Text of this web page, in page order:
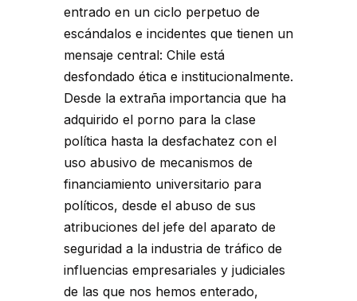
entrado en un ciclo perpetuo de
escándalos e incidentes que tienen un
mensaje central: Chile está
desfondado ética e institucionalmente.
Desde la extraña importancia que ha
adquirido el porno para la clase
política hasta la desfachatez con el
uso abusivo de mecanismos de
financiamiento universitario para
políticos, desde el abuso de sus
atribuciones del jefe del aparato de
seguridad a la industria de tráfico de
influencias empresariales y judiciales
de las que nos hemos enterado,